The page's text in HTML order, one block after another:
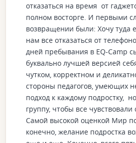
отказаться на время от
полном восторге. И первыми
возвращении были: Хочу туда
нам все отказаться от
дней пребывания в EQ-Camp
буквально лучшей версией
чутком, корректном и
стороны педагогов, умеющих
подход к каждому подростку,
группу, чтобы все чувствовали
Самой высокой оценкой Мир
конечно, желание подростка